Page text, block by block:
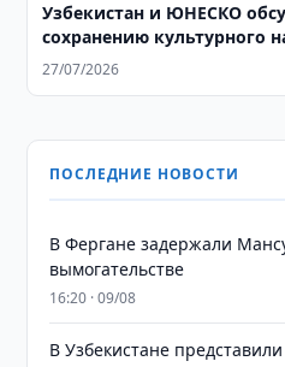
Узбекистан и ЮНЕСКО
сохранению культурного
27/07/2026
ПОСЛЕДНИЕ НОВОСТИ
В Фергане задержали
вымогательстве
16:20 · 09/08
В Узбекистане